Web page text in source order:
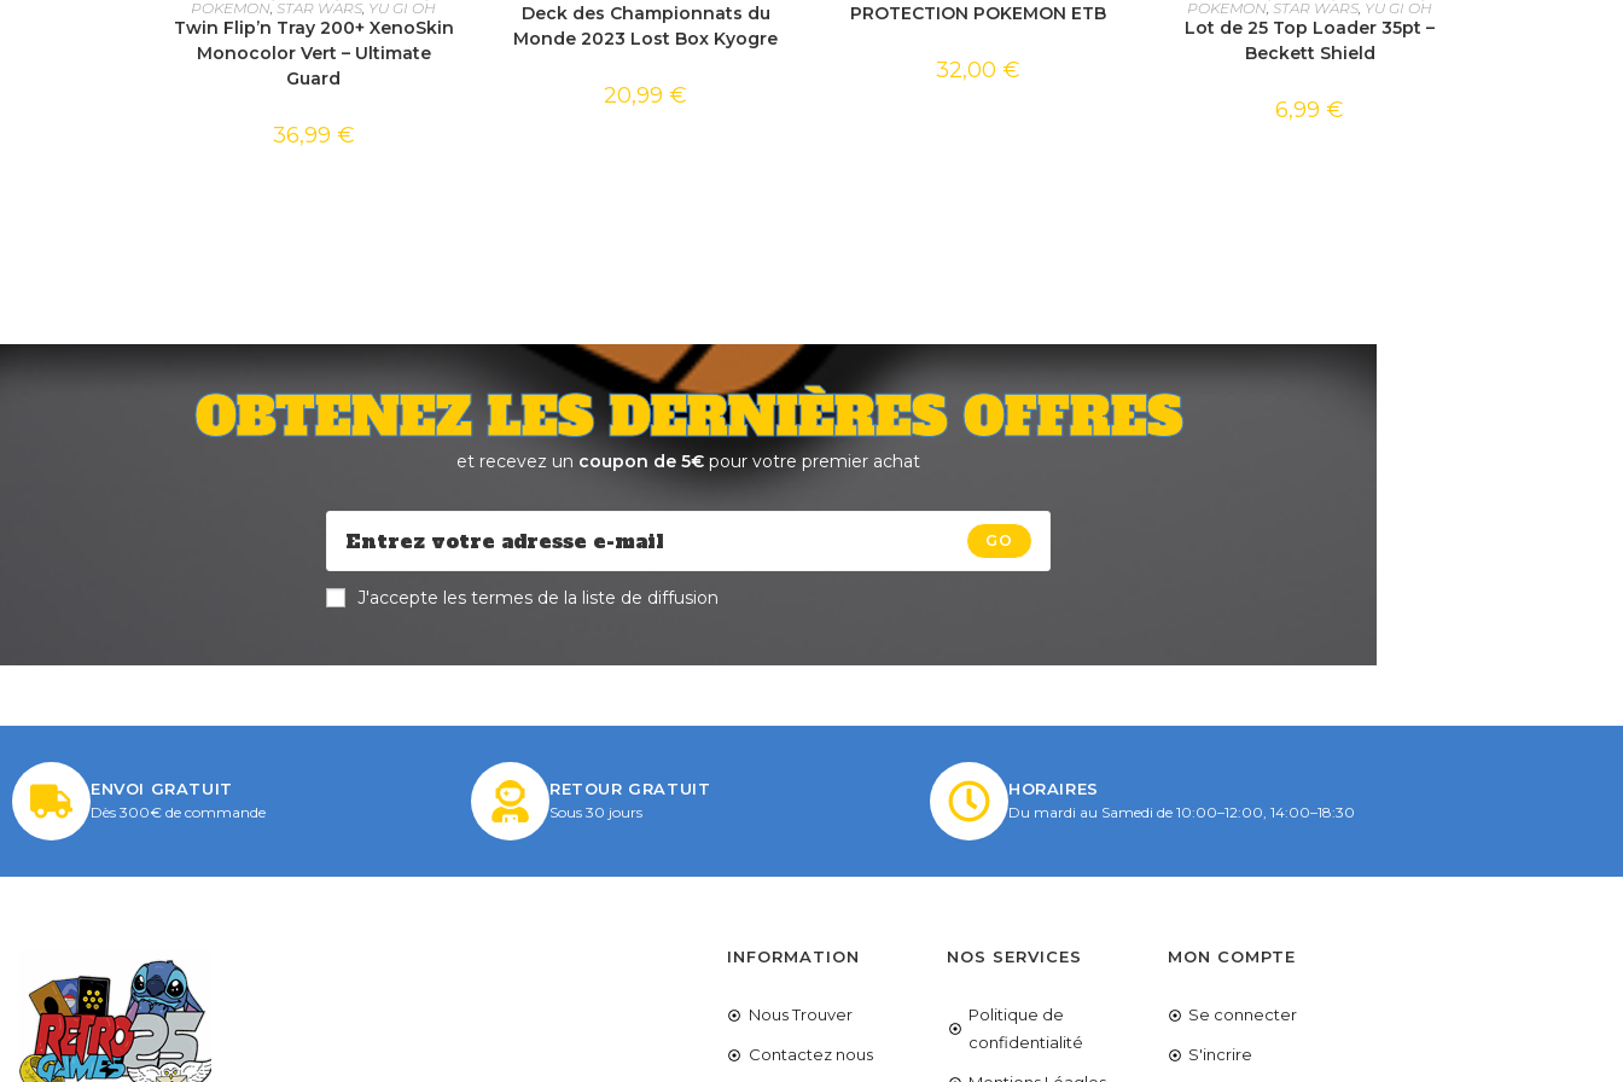
POKEMON,STAR WARS YU GI OH
Twin Flip’n Tray 200+ XenoSkin
Monocolor Vert – Ultimate
Guard
36,99 €
Deck des Championnats du
Monde 2023 Lost Box Kyogre
20,99 €
PROTECTION POKEMON ETB
32,00 €
POKEMON,STAR WARS YU GI OH
Lot de 25 Top Loader 35pt –
Beckett Shield
6,99 €
OBTENEZ LES DERNIÈRES OFFRES
et recevez un coupon de 5€ pour votre premier achat
GO
J'accepte les termes de la liste de diffusion
ENVOI GRATUIT
Dès 300€ de commande
RETOUR GRATUIT
Sous 30 jours
HORAIRES
Du mardi au Samedi de 10:00–12:00, 14:00–18:30
INFORMATION
Nous Trouver
Contactez nous
NOS SERVICES
Politique de
confidentialité
MON COMPTE
Se connecter
S'incrire